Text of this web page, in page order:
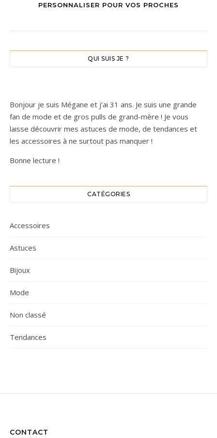
PERSONNALISER POUR VOS PROCHES
QUI SUIS JE ?
Bonjour je suis Mégane et j’ai 31 ans. Je suis une grande
fan de mode et de gros pulls de grand-mère ! Je vous
laisse découvrir mes astuces de mode, de tendances et
les accessoires à ne surtout pas manquer !
Bonne lecture !
CATÉGORIES
Accessoires
Astuces
Bijoux
Mode
Non classé
Tendances
CONTACT